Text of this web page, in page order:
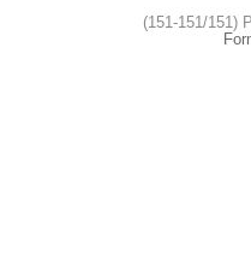
(151-151/151)